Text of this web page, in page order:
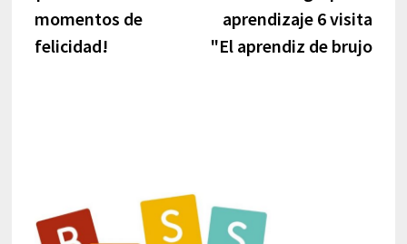
entradas
momentos de
felicidad!
aprendizaje 6 visita
"El aprendiz de brujo